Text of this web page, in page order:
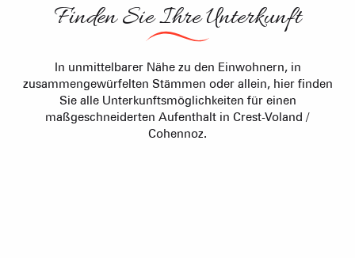
Finden Sie Ihre Unterkunft
In unmittelbarer Nähe zu den Einwohnern, in
zusammengewürfelten Stämmen oder allein, hier finden
Sie alle Unterkunftsmöglichkeiten für einen
maßgeschneiderten Aufenthalt in Crest-Voland /
Cohennoz.